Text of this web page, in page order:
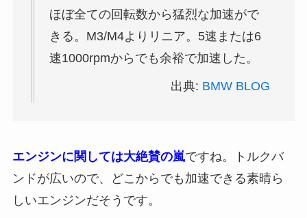
ほぼ全ての回転数から猛烈な加速がで
きる。M3/M4よりリニア。5速または6
速1000rpmからでも余裕で加速した。
出典: BMW BLOG
エンジンに関しては大絶賛の嵐ですね。トルクバ
ンドが広いので、どこからでも加速できる素晴ら
しいエンジンだそうです。